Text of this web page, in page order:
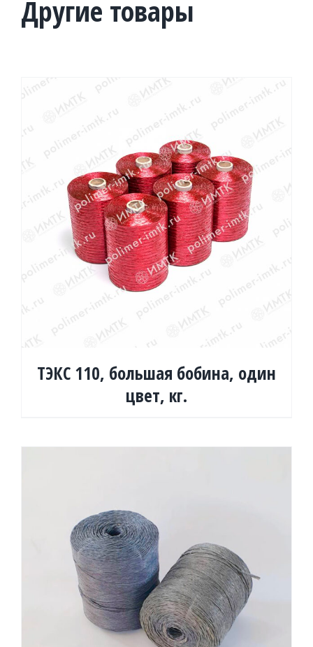
Другие товары
ТЭКС 110, большая бобина, один
цвет, кг.